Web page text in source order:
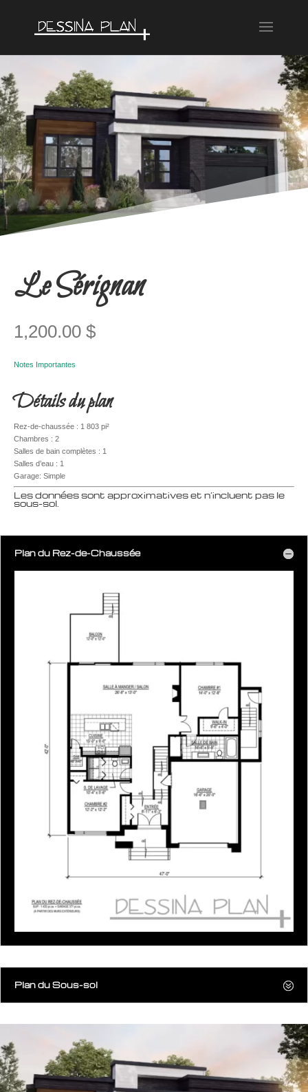
Le Sérignan
1,200.00 $
Notes Importantes
Détails du plan
Rez-de-chaussée : 1 803 pi²
Chambres : 2
Salles de bain complètes : 1
Salles d’eau : 1
Garage: Simple
Les données sont approximatives et n’incluent pas le
sous-sol.
Plan du Rez-de-Chaussée
Plan du Sous-sol